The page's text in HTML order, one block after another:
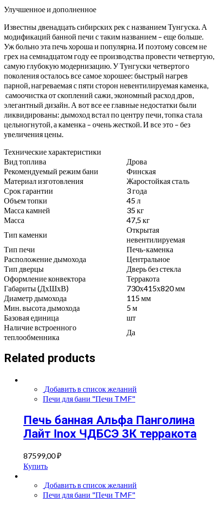
Улучшенное и дополненное
Известны двенадцать сибирских рек с названием Тунгуска. А
модификаций банной печи с таким названием – еще больше.
Уж больно эта печь хороша и популярна. И поэтому совсем не
грех на семнадцатом году ее производства провести четвертую,
самую глубокую модернизацию. У Тунгуски четвертого
поколения осталось все самое хорошее: быстрый нагрев
парной, нагреваемая с пяти сторон невентилируемая каменка,
самоочистка от скоплений сажи, экономный расход дров,
элегантный дизайн. А вот все ее главные недостатки были
ликвидированы: дымоход встал по центру печи, топка стала
цельногнутой, а каменка – очень жесткой. И все это – без
увеличения цены.
Технические характеристики
Вид топлива
Дрова
Рекомендуемый режим бани
Финская
Материал изготовления
Жаростойкая сталь
Срок гарантии
3 года
Объем топки
45 л
Масса камней
35 кг
Масса
47,5 кг
Тип каменки
Открытая
невентилируемая
Тип печи
Печь-каменка
Расположение дымохода
Центральное
Тип дверцы
Дверь без стекла
Оформление конвектора
Терракота
Габариты (ДхШхВ)
730х415х820 мм
Диаметр дымохода
115 мм
Мин. высота дымохода
5 м
Базовая единица
шт
Наличие встроенного
теплообменника
Да
Related products
Добавить в список желаний
Печи для бани "Печи TMF"
Печь банная Альфа Панголина
Лайт Inox ЧДБСЭ ЗК терракота
87599,00₽
Купить
Добавить в список желаний
Печи для бани "Печи TMF"